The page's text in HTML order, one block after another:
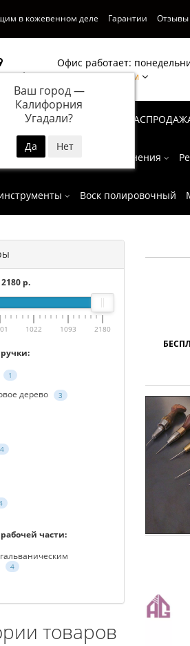
в кожевенном деле Гарантии Отзывы
Ваш город —
Калифорния
Угадали?
Офис работает:
Написать нам
сертификаты СУПЕР
Инструмент для тиснения
Воск полировочный
2180 р.
1022 1093 2180
1
дерево 3
4
части:
4
товаров